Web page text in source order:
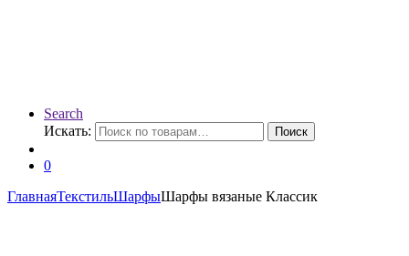
Search
Искать:
Поиск
0
ГлавнаяТекстильШарфыШарфы вязаные Классик